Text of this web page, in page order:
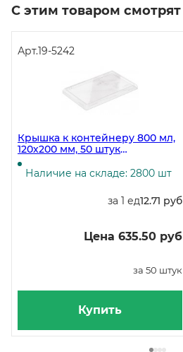
С этим товаром смотрят
Арт.19-5242
Крышка к контейнеру 800 мл,
120х200 мм, 50 штук
(контейнер 19-5241, 19-5264)
Наличие на складе: 2800 шт
за 1 ед12.71 руб
Цена 635.50 руб
за 50 штук
Купить